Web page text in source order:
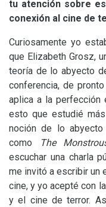
tu atención sobre
conexión al cine de
Curiosamente yo
que Elizabeth Grosz,
teoría de lo abyecto
conferencia, de
aplica a la perfección
esto que estudié
noción de lo
como
The
escuchar una charla
me invitó a escribir un
cine, y yo acepté con
y el cine de terror.